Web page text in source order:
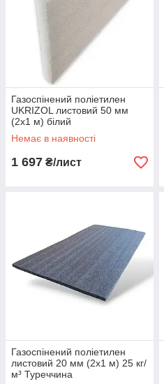
Газоспінений поліетилен
UKRIZOL листовий 50 мм
(2х1 м) білий
Немає в наявності
1 697 ₴/лист
Газоспінений поліетилен
листовий 20 мм (2х1 м) 25 кг/
м³ Туреччина